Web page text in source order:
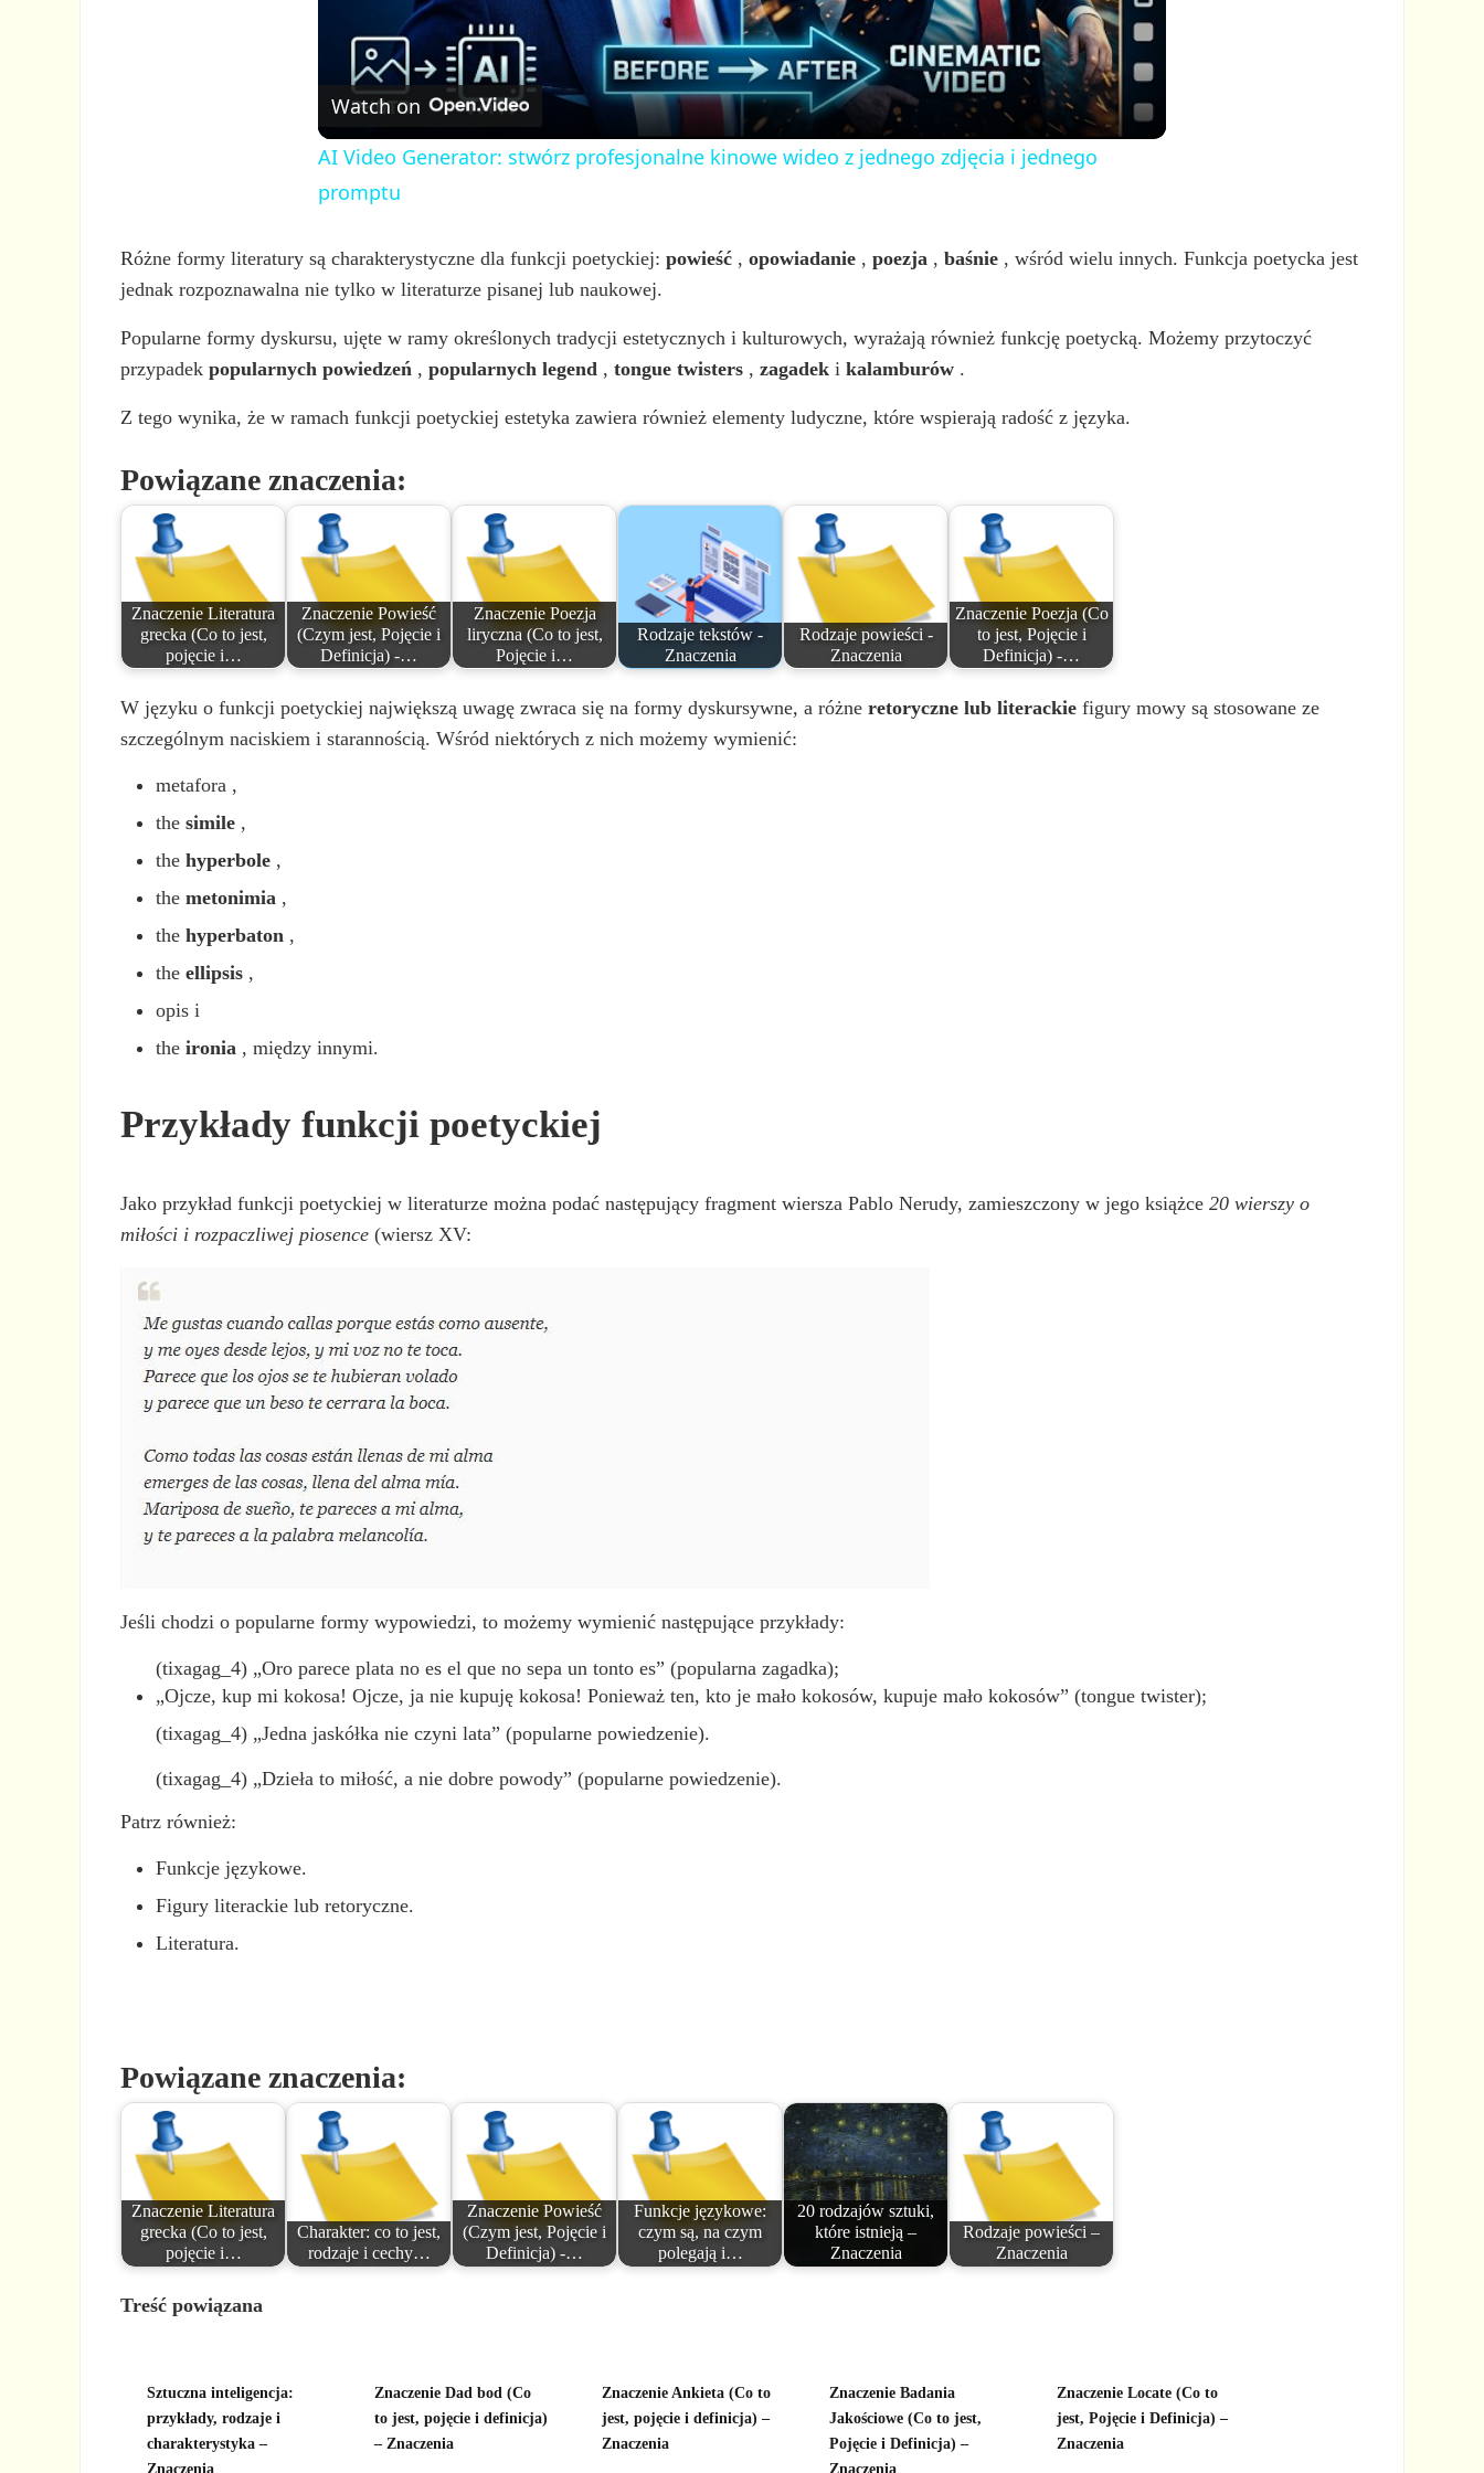
a
y
i
d
Watch on
AI Video Generator: stwórz profesjonalne kinowe wideo z jednego zdjęcia i jednego
promptu
Różne formy literatury są charakterystyczne dla funkcji poetyckiej:powieść ,opowiadanie ,poezja ,baśnie , wśród wielu innych. Funkcja poetycka jest
jednak rozpoznawalna nie tylko w literaturze pisanej lub naukowej.
Popularne formy dyskursu, ujęte w ramy określonych tradycji estetycznych i kulturowych, wyrażają również funkcję poetycką. Możemy przytoczyć
przypadekpopularnych powiedzeń ,popularnych legend ,tongue twisters ,zagadek ikalamburów .
Z tego wynika, że w ramach funkcji poetyckiej estetyka zawiera również elementy ludyczne, które wspierają radość z języka.
Powiązane znaczenia:
Znaczenie Literatura
grecka (Co to jest,
pojęcie i…
Znaczenie Powieść
(Czym jest, Pojęcie i
Definicja) -…
Znaczenie Poezja
liryczna (Co to jest,
Pojęcie i…
Rodzaje tekstów -
Znaczenia
Rodzaje powieści -
Znaczenia
Znaczenie Poezja (Co
to jest, Pojęcie i
Definicja) -…
W języku o funkcji poetyckiej największą uwagę zwraca się na formy dyskursywne, a różneretoryczne lub literackie figury mowy są stosowane ze
szczególnym naciskiem i starannością. Wśród niektórych z nich możemy wymienić:
metafora ,
the simile,
the hyperbole,
the metonimia ,
the hyperbaton ,
the ellipsis,
opis i
the ironia , między innymi.
Przykłady funkcji poetyckiej
Jako przykład funkcji poetyckiej w literaturze można podać następujący fragment wiersza Pablo Nerudy, zamieszczony w jego książce20 wierszy o
miłości i rozpaczliwej piosence (wiersz XV:
Jeśli chodzi o popularne formy wypowiedzi, to możemy wymienić następujące przykłady:
(tixagag_4) „Oro parece plata no es el que no sepa un tonto es” (popularna zagadka);
„Ojcze, kup mi kokosa! Ojcze, ja nie kupuję kokosa! Ponieważ ten, kto je mało kokosów, kupuje mało kokosów” (tongue twister);
(tixagag_4) „Jedna jaskółka nie czyni lata” (popularne powiedzenie).
(tixagag_4) „Dzieła to miłość, a nie dobre powody” (popularne powiedzenie).
Patrz również:
Funkcje językowe.
Figury literackie lub retoryczne.
Literatura.
Powiązane znaczenia:
Znaczenie Literatura
grecka (Co to jest,
pojęcie i…
Charakter: co to jest,
rodzaje i cechy…
Znaczenie Powieść
(Czym jest, Pojęcie i
Definicja) -…
Funkcje językowe:
czym są, na czym
polegają i…
20 rodzajów sztuki,
które istnieją –
Znaczenia
Rodzaje powieści –
Znaczenia
Treść powiązana
Sztuczna inteligencja:
przykłady, rodzaje i
charakterystyka –
Znaczenia
Znaczenie Dad bod (Co
to jest, pojęcie i definicja)
– Znaczenia
Znaczenie Ankieta (Co to
jest, pojęcie i definicja) –
Znaczenia
Znaczenie Badania
Jakościowe (Co to jest,
Pojęcie i Definicja) –
Znaczenia
Znaczenie Locate (Co to
jest, Pojęcie i Definicja) –
Znaczenia